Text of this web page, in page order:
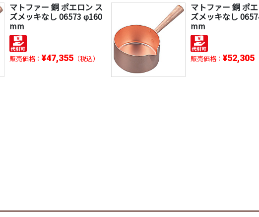
マトファー 銅 ポエロン ス
ズメッキなし 06573 φ160
mm
販売価格： ¥47,355 （税込）
マトファー 銅 ポ
ズメッキなし
mm
販売価格：¥52,305